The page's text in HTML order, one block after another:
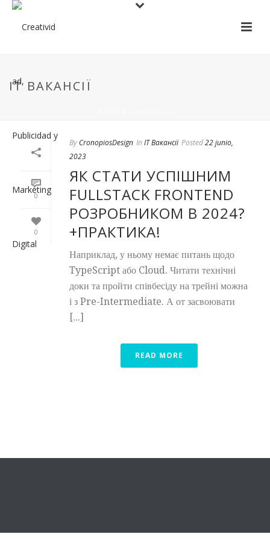
IT ВАКАНСІЇ
0
0
By CronopiosDesign In IT Вакансії Posted22 junio,
2023
ЯК СТАТИ УСПІШНИМ
FULLSTACK FRONTEND
РОЗРОБНИКОМ В 2024?
+ПРАКТИКА!
Наприклад, у ньому немає питань щодо
TypeScript або Cloud. Читати технічні
доки та пройти співбесіду на трейні можна
і з Pre-Intermediate. А от засвоювати
[...]
READ MORE